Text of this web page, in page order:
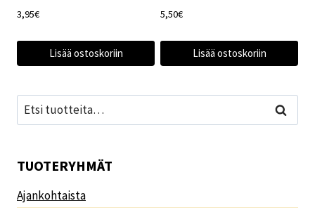
3,95€
Lisää ostoskoriin
5,50€
Lisää ostoskoriin
Etsi: Haku
TUOTERYHMÄT
Ajankohtaista